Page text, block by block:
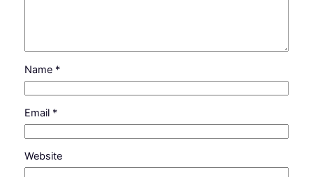
Name *
Email *
Website